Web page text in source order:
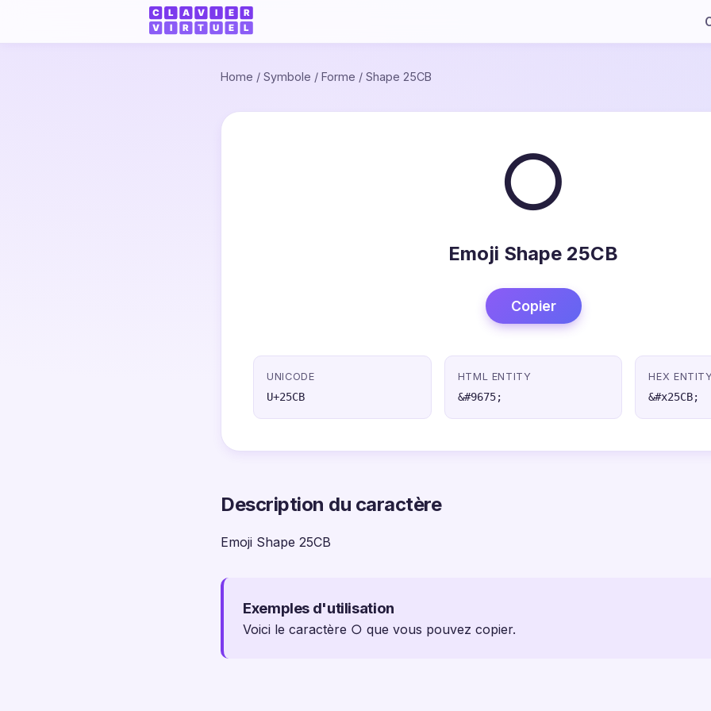
Home / Symbole / Forme / Shape 25CB
○
Emoji Shape 25CB
Copier
UNICODE
U+25CB
HTML ENTITY
&#9675;
HEX
&#x25CB;
Description du caractère
Emoji Shape 25CB
Exemples d'utilisation
Voici le caractère ○ que vous pouvez copier.